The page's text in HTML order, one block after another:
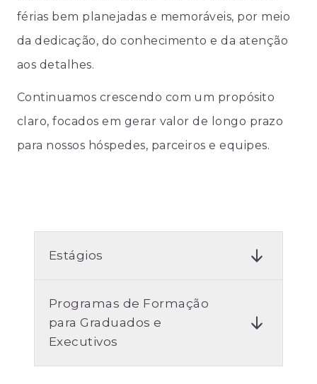
férias bem planejadas e memoráveis, por meio
da dedicação, do conhecimento e da atenção
aos detalhes.
Continuamos crescendo com um propósito
claro, focados em gerar valor de longo prazo
para nossos hóspedes, parceiros e equipes.
Estágios
Programas de Formação
para Graduados e
Executivos